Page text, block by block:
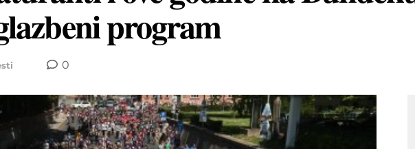
program
0